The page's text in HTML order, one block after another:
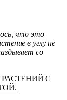
что это
в углу не
со
С